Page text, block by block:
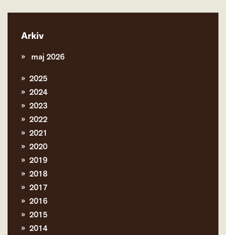
Arkiv
maj 2026
2025
2024
2023
2022
2021
2020
2019
2018
2017
2016
2015
2014